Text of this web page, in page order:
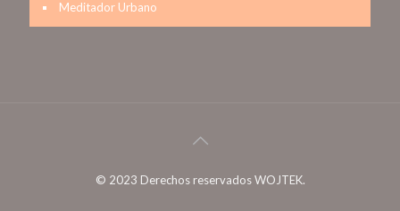
Meditador Urbano
© 2023 Derechos reservados WOJTEK.